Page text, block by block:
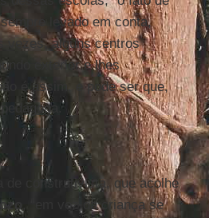
levado em conta,
vezes, alguns centros
exterior e lhes
é assim, e pode ser que,
de construtivista, que acolhe
, “em vez da criança se